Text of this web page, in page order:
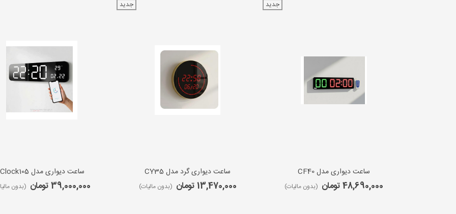
جدید
ساعت دیواری مدل CF40
48,690,000 تومان (بدون مالیات)
جدید
ساعت دیواری گرد مدل CY35
13,470,000 تومان (بدون مالیات)
ساعت دیواری مدل iClock105
39,000,000 تومان (بدون